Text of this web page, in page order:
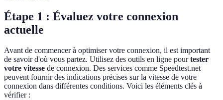
Étape 1 : Évaluez votre connexion
actuelle
Avant de commencer à optimiser votre connexion, il est important
de savoir d'où vous partez. Utilisez des outils en ligne pourtester
votre vitesse de connexion. Des services comme Speedtest.net
peuvent fournir des indications précises sur la vitesse de votre
connexion dans différentes conditions. Voici les éléments clés à
vérifier :